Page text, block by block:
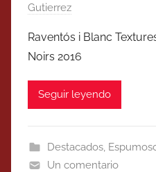
Gutierrez
Raventós i Blanc
Noirs 2016
Seguir leyendo
Destacados,
Un comentario